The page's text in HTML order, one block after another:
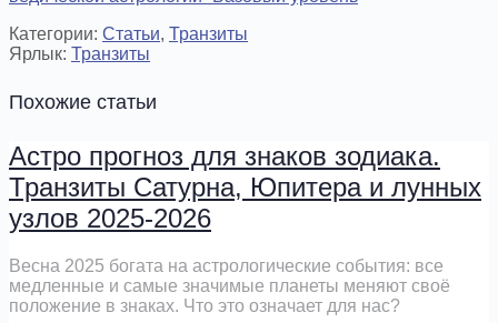
Категории: Cтатьи, Транзиты
Ярлык: Транзиты
Похожие статьи
Астро прогноз для знаков зодиака.
Транзиты Сатурна, Юпитера и лунных
узлов 2025-2026
Весна 2025 богата на астрологические события: все
медленные и самые значимые планеты меняют своё
положение в знаках. Что это означает для нас?